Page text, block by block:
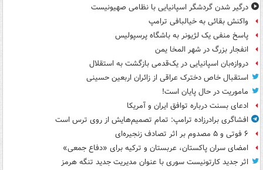
درگیر شدن گردشگر اسپانیایی با نظامی صهیونیست
واکنش بقائی به خیالبافی ترامپ
پاسخ منفی یک لژیونر به باشگاه پرسپولیس
انفجار بزرگ در شهر المخا یمن
دروازه‌بان اسپانیایی در یک‌قدمی بازگشت به استقلال
استقبال خاص دخترک عراقی از زائران اربعین حسینی
ماموریت در حال پایان است!
ادعای بسنت درباره توافق ایران و آمریکا
افشاگری برادرزاده ترامپ: تمام تصمیم‌هایش از روی ترس است
۶ فوتی و ۵ مصدوم بر اثر تصادف زنجیره‌ای
امضای سران پاکستان، عربستان و ترکیه برای «دفاع جمعی»
اثر جدید کارتونیست سوری با عنوان مدیریت جدید تنگه هرمز